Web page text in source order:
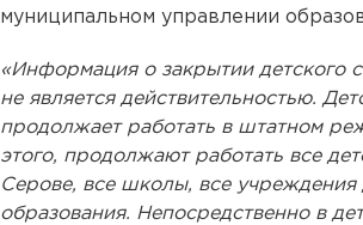
муниципальном управлении
«Информация о закрытии детского
не является действительностью.
продолжает работать в штатном
этого, продолжают работать все
Серове, все школы, все учреждения
образования. Непосредственно в